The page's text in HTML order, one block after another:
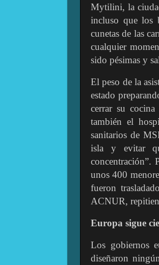
Mytilini, la
incluso que los
cunetas de las
cualquier
sido pésimas y
El peso de la
estado
cerrar su
también el
sanitarios de
isla y evitar
concentración”.
unos 400
fueron
ACNUR,
Europa sigue
Los gobiernos
diseñaron